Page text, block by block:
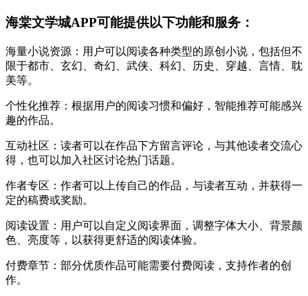
海棠文学城APP可能提供以下功能和服务：
海量小说资源：用户可以阅读各种类型的原创小说，包括但不
限于都市、玄幻、奇幻、武侠、科幻、历史、穿越、言情、耽
美等。
个性化推荐：根据用户的阅读习惯和偏好，智能推荐可能感兴
趣的作品。
互动社区：读者可以在作品下方留言评论，与其他读者交流心
得，也可以加入社区讨论热门话题。
作者专区：作者可以上传自己的作品，与读者互动，并获得一
定的稿费或奖励。
阅读设置：用户可以自定义阅读界面，调整字体大小、背景颜
色、亮度等，以获得更舒适的阅读体验。
付费章节：部分优质作品可能需要付费阅读，支持作者的创
作。